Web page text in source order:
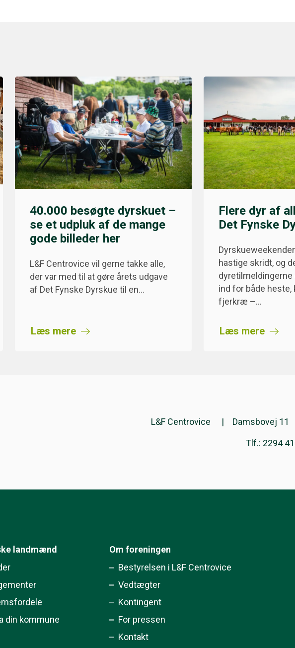
40.000 besøgte dyrskuet –
se et udpluk af de mange
gode billeder her
L&F Centrovice vil gerne takke alle,
der var med til at gøre årets udgave
af Det Fynske Dyrskue til en…
Læs mere
Flere dyr af
Det Fynske
hastige skridt, og
ind for både heste,
fjerkræ –…
Læs mere
L&F Centrovice Damsbovej 11
Tlf.: 2294
landmænd
din kommune
Om foreningen
Bestyrelsen i L&F Centrovice
Vedtægter
Kontingent
For pressen
Kontakt